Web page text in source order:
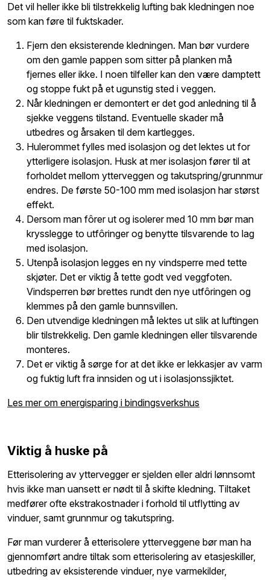
Det vil heller ikke bli tilstrekkelig lufting bak kledningen noe
som kan føre til fuktskader.
Fjern den eksisterende kledningen. Man bør vurdere
om den gamle pappen som sitter på planken må
fjernes eller ikke. I noen tilfeller kan den være damptett
og stoppe fukt på et ugunstig sted i veggen.
Når kledningen er demontert er det god anledning til å
sjekke veggens tilstand. Eventuelle skader må
utbedres og årsaken til dem kartlegges.
Hulerommet fylles med isolasjon og det lektes ut for
ytterligere isolasjon. Husk at mer isolasjon fører til at
forholdet mellom ytterveggen og takutspring/grunnmur
endres. De første 50-100 mm med isolasjon har størst
effekt.
Dersom man fôrer ut og isolerer med 10 mm bør man
krysslegge to utfôringer og benytte tilsvarende to lag
med isolasjon.
Utenpå isolasjon legges en ny vindsperre med tette
skjøter. Det er viktig å tette godt ved veggfoten.
Vindsperren bør brettes rundt den nye utfôringen og
klemmes på den gamle bunnsvillen.
Den utvendige kledningen må lektes ut slik at luftingen
blir tilstrekkelig. Den gamle kledningen eller tilsvarende
monteres.
Det er viktig å sørge for at det ikke er lekkasjer av varm
og fuktig luft fra innsiden og ut i isolasjonssjiktet.
Les mer om energisparing i bindingsverkshus
Viktig å huske på
Etterisolering av yttervegger er sjelden eller aldri lønnsomt
hvis ikke man uansett er nødt til å skifte kledning. Tiltaket
medfører ofte ekstrakostnader i forhold til utflytting av
vinduer, samt grunnmur og takutspring.
Før man vurderer å etterisolere ytterveggene bør man ha
gjennomført andre tiltak som etterisolering av etasjeskiller,
utbedring av eksisterende vinduer, nye varmekilder,